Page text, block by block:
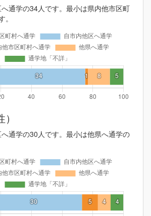
通学の34人です。最小は県内他市区町
通学の30人です。最小は他県へ通学の